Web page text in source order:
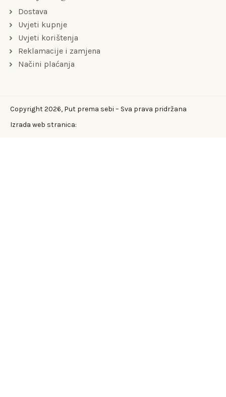
Dostava
Uvjeti kupnje
Uvjeti korištenja
Reklamacije i zamjena
Načini plaćanja
Copyright 2026, Put prema sebi – Sva prava pridržana
Izrada web stranica: